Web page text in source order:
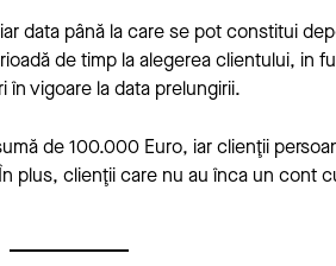
data până la care se pot constitui
de timp la alegerea clientului, in
vigoare la data prelungirii.
de 100.000 Euro, iar clienţii
plus, clienţii care nu au înca un cont